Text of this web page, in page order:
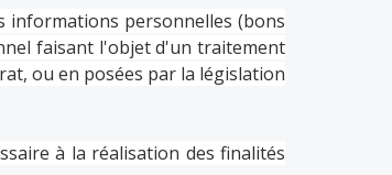
informations personnelles (bons
faisant l'objet d'un traitement
ou en posées par la législation
à la réalisation des finalités